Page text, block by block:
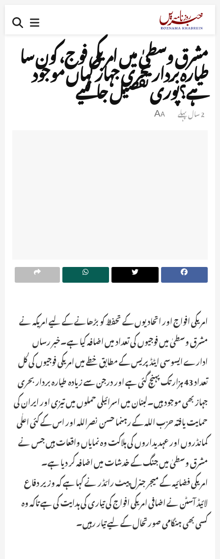
مشرق وسطیٰ میں امریکی فوج، کون سا
طیارہ بردار بحری جہاز کہاں موجود
ہے؟پوری تفصیل جانئیے
2 سال پہلے A
A
امریکی افواج اور اتحادیوں کے تحفظ کو بڑھانے کے لیے امریکہ نے
مشرق وسطیٰ میں فوجیوں کی تعداد میں اضافہ کیا ہے۔خبر رساں
ادارے ایسوسی ایٹڈ پریس کے مطابق خطے میں امریکی فوجیوں کی کُل
تعداد 43 ہزار تک پہنچ گئی ہے اور درجن سے زیادہ طیارہ بردار بحری
جہاز بھی موجود ہیں۔لبنان میں اسرائیلی حملوں میں تیزی اور ایران کی
حمایت یافتہ حزب اللہ کے رہنما حسن نصراللہ اور اس کے کئی اعلٰی
کمانڈروں اور عہدیداروں کی ہلاکت وہ نمایاں واقعات ہیں جس نے
مشرق وسطیٰ میں جنگ کے خدشات میں اضافہ کر دیا ہے۔
امریکی فضائیہ کے میجر جنرل پیٹ رائڈر نے کہا ہے کہ وزیر دفاع
لائیڈ آسٹن نے اضافی امریکی افواج کی تیاری کی ہدایت کی ہے تاکہ وہ
کسی بھی ہنگامی صورتحال کے لیے تیار رہیں۔